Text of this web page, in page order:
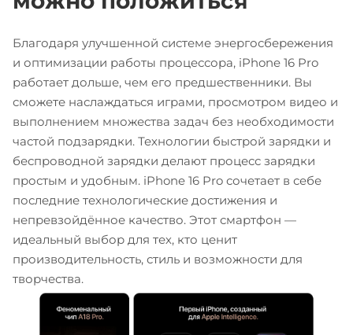
Благодаря улучшенной системе энергосбережения
и оптимизации работы процессора, iPhone 16 Pro
работает дольше, чем его предшественники. Вы
сможете наслаждаться играми, просмотром видео и
выполнением множества задач без необходимости
частой подзарядки. Технологии быстрой зарядки и
беспроводной зарядки делают процесс зарядки
простым и удобным. iPhone 16 Pro сочетает в себе
последние технологические достижения и
непревзойдённое качество. Этот смартфон —
идеальный выбор для тех, кто ценит
производительность, стиль и возможности для
творчества.